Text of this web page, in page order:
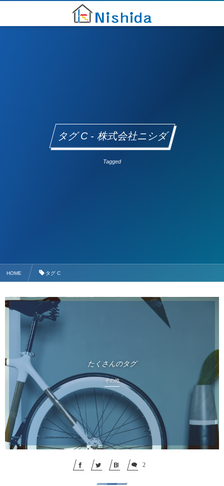
タグ C - 株式会社ニシダ
Tagged
HOME タグ C
たくさんのタグ
その他
2